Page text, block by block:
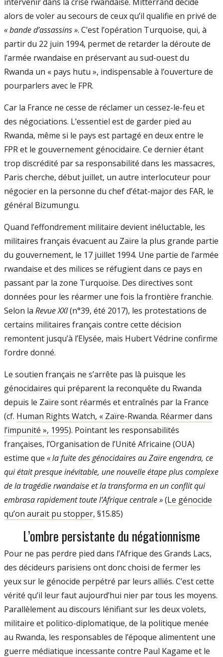
alors de voler au secours de ceux qu’il qualifie en privé de
« bande d’assassins ». C’est l’opération Turquoise, qui, à
partir du 22 juin 1994, permet de retarder la déroute de
l’armée rwandaise en préservant au sud-ouest du
Rwanda un « pays hutu », indispensable à l’ouverture de
pourparlers avec le FPR.
Car la France ne cesse de réclamer un cessez-le-feu et
des négociations. L’essentiel est de garder pied au
Rwanda, même si le pays est partagé en deux entre le
FPR et le gouvernement génocidaire. Ce dernier étant
trop discrédité par sa responsabilité dans les massacres,
Paris cherche, début juillet, un autre interlocuteur pour
négocier en la personne du chef d’état-major des FAR, le
général Bizumungu.
Quand l’effondrement militaire devient inéluctable, les
militaires français évacuent au Zaïre la plus grande partie
du gouvernement, le 17 juillet 1994. Une partie de l’armée
rwandaise et des milices se réfugient dans ce pays en
passant par la zone Turquoise. Des directives sont
données pour les réarmer une fois la frontière franchie.
Selon la Revue XXI(n°39, été 2017), les protestations de
certains militaires français contre cette décision
remontent jusqu’à l’Elysée, mais Hubert Védrine confirme
l’ordre donné.
Le soutien français ne s’arrête pas là puisque les
génocidaires qui préparent la reconquête du Rwanda
depuis le Zaïre sont réarmés et entraînés par la France
(cf. Human Rights Watch, « Zaïre-Rwanda. Réarmer dans
l’impunité », 1995). Pointant les responsabilités
françaises, l’Organisation de l’Unité Africaine (OUA)
estime que « la fuite des génocidaires au Zaïre engendra, ce
qui était presque inévitable, une nouvelle étape plus complexe
de la tragédie rwandaise et la transforma en un conflit qui
embrasa rapidement toute l’Afrique centrale »(Le génocide
qu’on aurait pu stopper, §15.85)
L’ombre persistante du négationnisme
Pour ne pas perdre pied dans l’Afrique des Grands Lacs,
des décideurs parisiens ont donc choisi de fermer les
yeux sur le génocide perpétré par leurs alliés. C’est cette
vérité qu’il leur faut aujourd’hui nier par tous les moyens.
Parallèlement au discours lénifiant sur les deux volets,
militaire et politico-diplomatique, de la politique menée
au Rwanda, les responsables de l’époque alimentent une
guerre médiatique incessante contre Paul Kagame et le